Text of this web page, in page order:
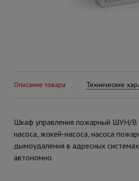
Описание товара Технические
Шкаф управления пожарный ШУН/В
насоса, жокей-насоса, насоса
дымоудаления в адресных
автономно.